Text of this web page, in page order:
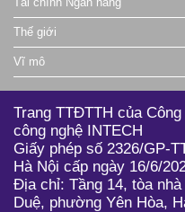
Thế giới
Vĩ mô
Trang TTĐTTH của
công nghệ INTECH
Giấy phép số 2326/GP-
Hà Nội cấp ngày 16/6/
Địa chỉ: Tầng 14, tòa
Duệ, phường Yên Hòa,